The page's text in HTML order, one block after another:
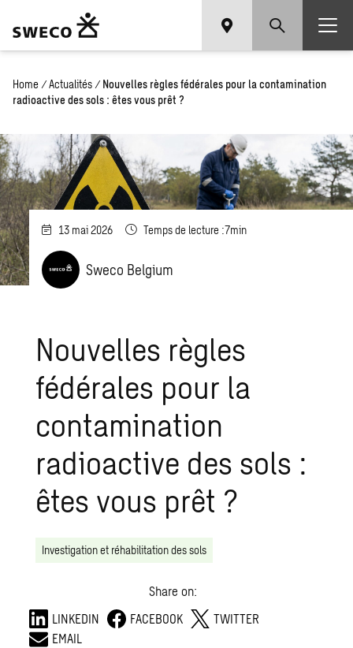
Home / Actualités / Nouvelles règles fédérales pour la contamination
radioactive des sols : êtes vous prêt ?
13 mai 2026 Temps de lecture :7min
Sweco Belgium
Nouvelles règles
fédérales pour la
contamination
radioactive des sols :
êtes vous prêt ?
Investigation et réhabilitation des sols
Share on:
LINKEDIN
FACEBOOK
TWITTER
EMAIL